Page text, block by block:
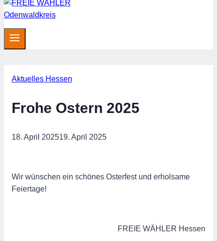
Aktuelles Hessen
Frohe Ostern 2025
18. April 202519. April 2025
Wir wünschen ein schönes Osterfest und erholsame
Feiertage!
FREIE WÄHLER Hessen